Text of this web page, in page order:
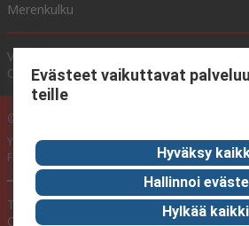
Merenkulku
Verkkosivuston ehdot
Cookie Policy
© RS Components Ltd. 2020
YE RS Solutions Oy (entinen Elfa Distrelec Oy),
Finland
Tämän verkkosivuston on kehittänyt
Components Ltd:n lisenssillä.
Evästeet vaikuttavat
teille
Hyväksy
Hallinnoi
Hylkää kaikki